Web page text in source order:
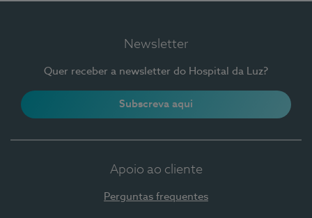
Newsletter
Quer receber a newsletter do Hospital da Luz?
Subscreva aqui
Apoio ao cliente
Perguntas frequentes